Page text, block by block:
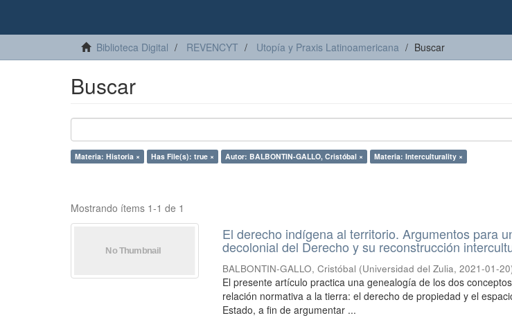
Biblioteca Digital REVENCYT Utopía y Praxis Latinoamericana Buscar
Buscar
Materia: Historia × Has File(s): true × Autor: BALBONTIN-GALLO, Cristóbal × Materia: Interculturality ×
Mostrando ítems 1-1 de 1
El derecho indígena al territorio. Argumentos para
decolonial del Derecho y su reconstrucción
BALBONTIN-GALLO, Cristóbal (Universidad del Zulia,2021-01-20
El presente artículo practica una genealogía de los dos
relación normativa a la tierra: el derecho de propiedad y el
Estado, a fin de argumentar ...